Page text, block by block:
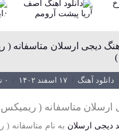
آهنگ دیجی ارسلان متاسفانه
دانلود آهنگ / ۱۷ اسفند ۱۴۰۲ / ۰ نظر
ارسلان متاسفانه (
دیجی ارسلان به نام متاسفانه